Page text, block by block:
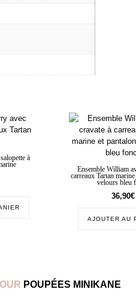
à
Ensemble William
carreaux Tartan
velours bleu
36,90€
AJOUTER AU
POUPÉES MINIKANE